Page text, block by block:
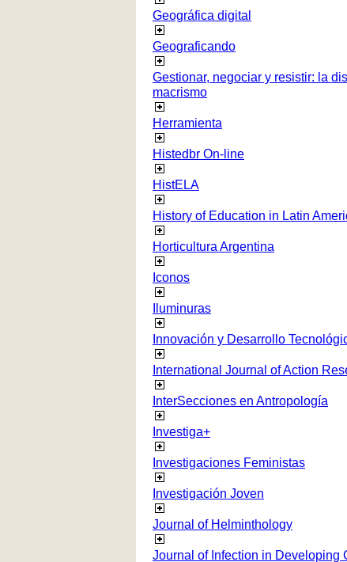
Geográfica digital
Geograficando
Gestionar, negociar y resistir: la
macrismo
Herramienta
Histedbr On-line
HistELA
History of Education in Latin
Horticultura Argentina
Iconos
Iluminuras
Innovación y Desarrollo
International Journal of Action
InterSecciones en Antropología
Investiga+
Investigaciones Feministas
Investigación Joven
Journal of Helminthology
Journal of Infection in Developing